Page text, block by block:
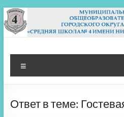
Перейти
к
содержимому
МБОУ СШ 4
Архангельск
Ответ в теме: